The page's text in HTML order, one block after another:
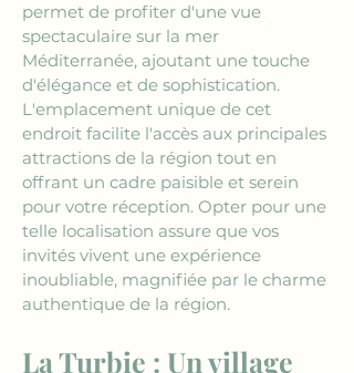
permet de profiter d'une vue
spectaculaire sur la mer
Méditerranée, ajoutant une touche
d'élégance et de sophistication.
L'emplacement unique de cet
endroit facilite l'accès aux principales
attractions de la région tout en
offrant un cadre paisible et serein
pour votre réception. Opter pour une
telle localisation assure que vos
invités vivent une expérience
inoubliable, magnifiée par le charme
authentique de la région.
La Turbie : Un village